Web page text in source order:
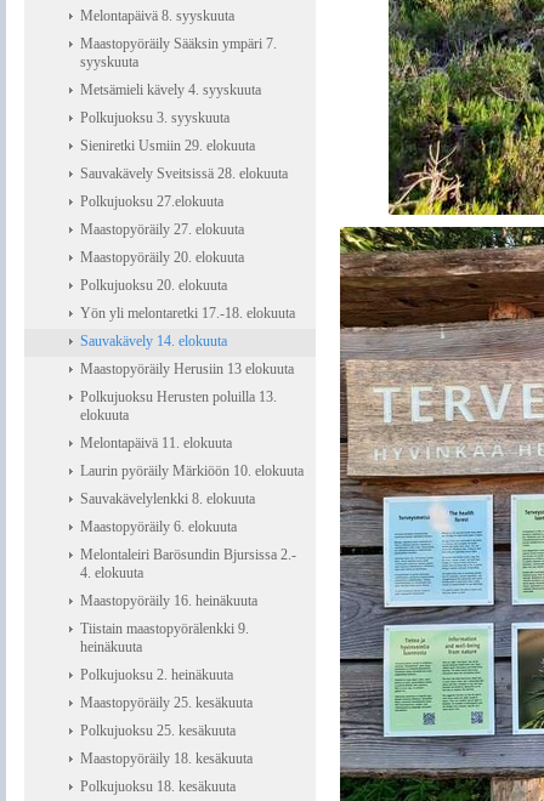
Melontapäivä 8. syyskuuta
Maastopyöräily Sääksin ympäri 7.
syyskuuta
Metsämieli kävely 4. syyskuuta
Polkujuoksu 3. syyskuuta
Sieniretki Usmiin 29. elokuuta
Sauvakävely Sveitsissä 28. elokuuta
Polkujuoksu 27.elokuuta
Maastopyöräily 27. elokuuta
Maastopyöräily 20. elokuuta
Polkujuoksu 20. elokuuta
Yön yli melontaretki 17.-18. elokuuta
Sauvakävely 14. elokuuta
Maastopyöräily Herusiin 13 elokuuta
Polkujuoksu Herusten poluilla 13.
elokuuta
Melontapäivä 11. elokuuta
Laurin pyöräily Märkiöön 10. elokuuta
Sauvakävelylenkki 8. elokuuta
Maastopyöräily 6. elokuuta
Melontaleiri Barösundin Bjursissa 2.-
4. elokuuta
Maastopyöräily 16. heinäkuuta
Tiistain maastopyörälenkki 9.
heinäkuuta
Polkujuoksu 2. heinäkuuta
Maastopyöräily 25. kesäkuuta
Polkujuoksu 25. kesäkuuta
Maastopyöräily 18. kesäkuuta
Polkujuoksu 18. kesäkuuta